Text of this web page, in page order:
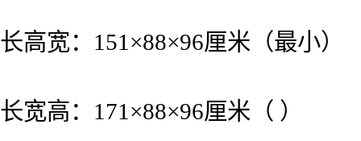
长高宽：151×88×96厘米（最小）
长宽高：171×88×96厘米（ ）